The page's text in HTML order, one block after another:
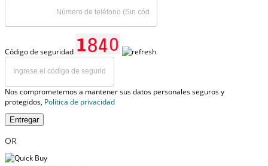
Código de seguridad
Nos comprometemos a mantener sus datos personales seguros y
protegidos, Política de privacidad
Entregar
OR